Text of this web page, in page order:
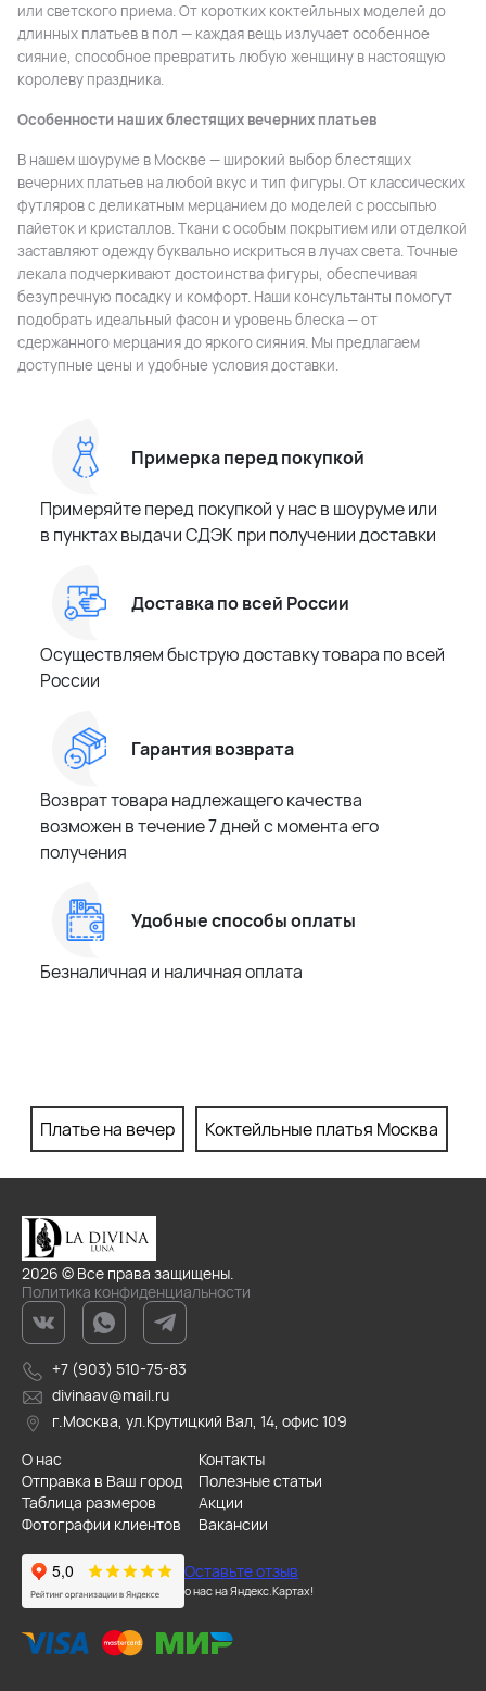
или светского приема. От коротких коктейльных моделей до
длинных платьев в пол — каждая вещь излучает особенное
сияние, способное превратить любую женщину в настоящую
королеву праздника.
Особенности наших блестящих вечерних платьев
В нашем шоуруме в Москве — широкий выбор блестящих
вечерних платьев на любой вкус и тип фигуры. От классических
футляров с деликатным мерцанием до моделей с россыпью
пайеток и кристаллов. Ткани с особым покрытием или отделкой
заставляют одежду буквально искриться в лучах света. Точные
лекала подчеркивают достоинства фигуры, обеспечивая
безупречную посадку и комфорт. Наши консультанты помогут
подобрать идеальный фасон и уровень блеска — от
сдержанного мерцания до яркого сияния. Мы предлагаем
доступные цены и удобные условия доставки.
Примерка перед покупкой
Примеряйте перед покупкой у нас в шоуруме или
в пунктах выдачи СДЭК при получении доставки
Доставка по всей России
Осуществляем быструю доставку товара по всей
России
Гарантия возврата
Возврат товара надлежащего качества
возможен в течение 7 дней с момента его
получения
Удобные способы оплаты
Безналичная и наличная оплата
Платье на вечер Коктейльные платья Москва
2026 © Все права защищены.
Политика конфиденциальности
+7 (903) 510-75-83
divinaav@mail.ru
г.Москва, ул.Крутицкий Вал, 14, офис 109
О нас
Контакты
Отправка в Ваш город
Полезные статьи
Таблица размеров
Акции
Фотографии клиентов
Вакансии
Оставьте отзыв
о нас на Яндекс.Картах!